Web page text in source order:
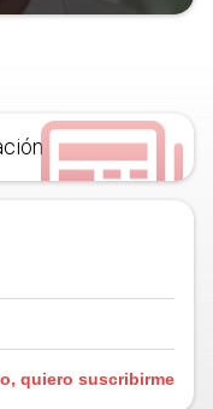
quiero suscribirme